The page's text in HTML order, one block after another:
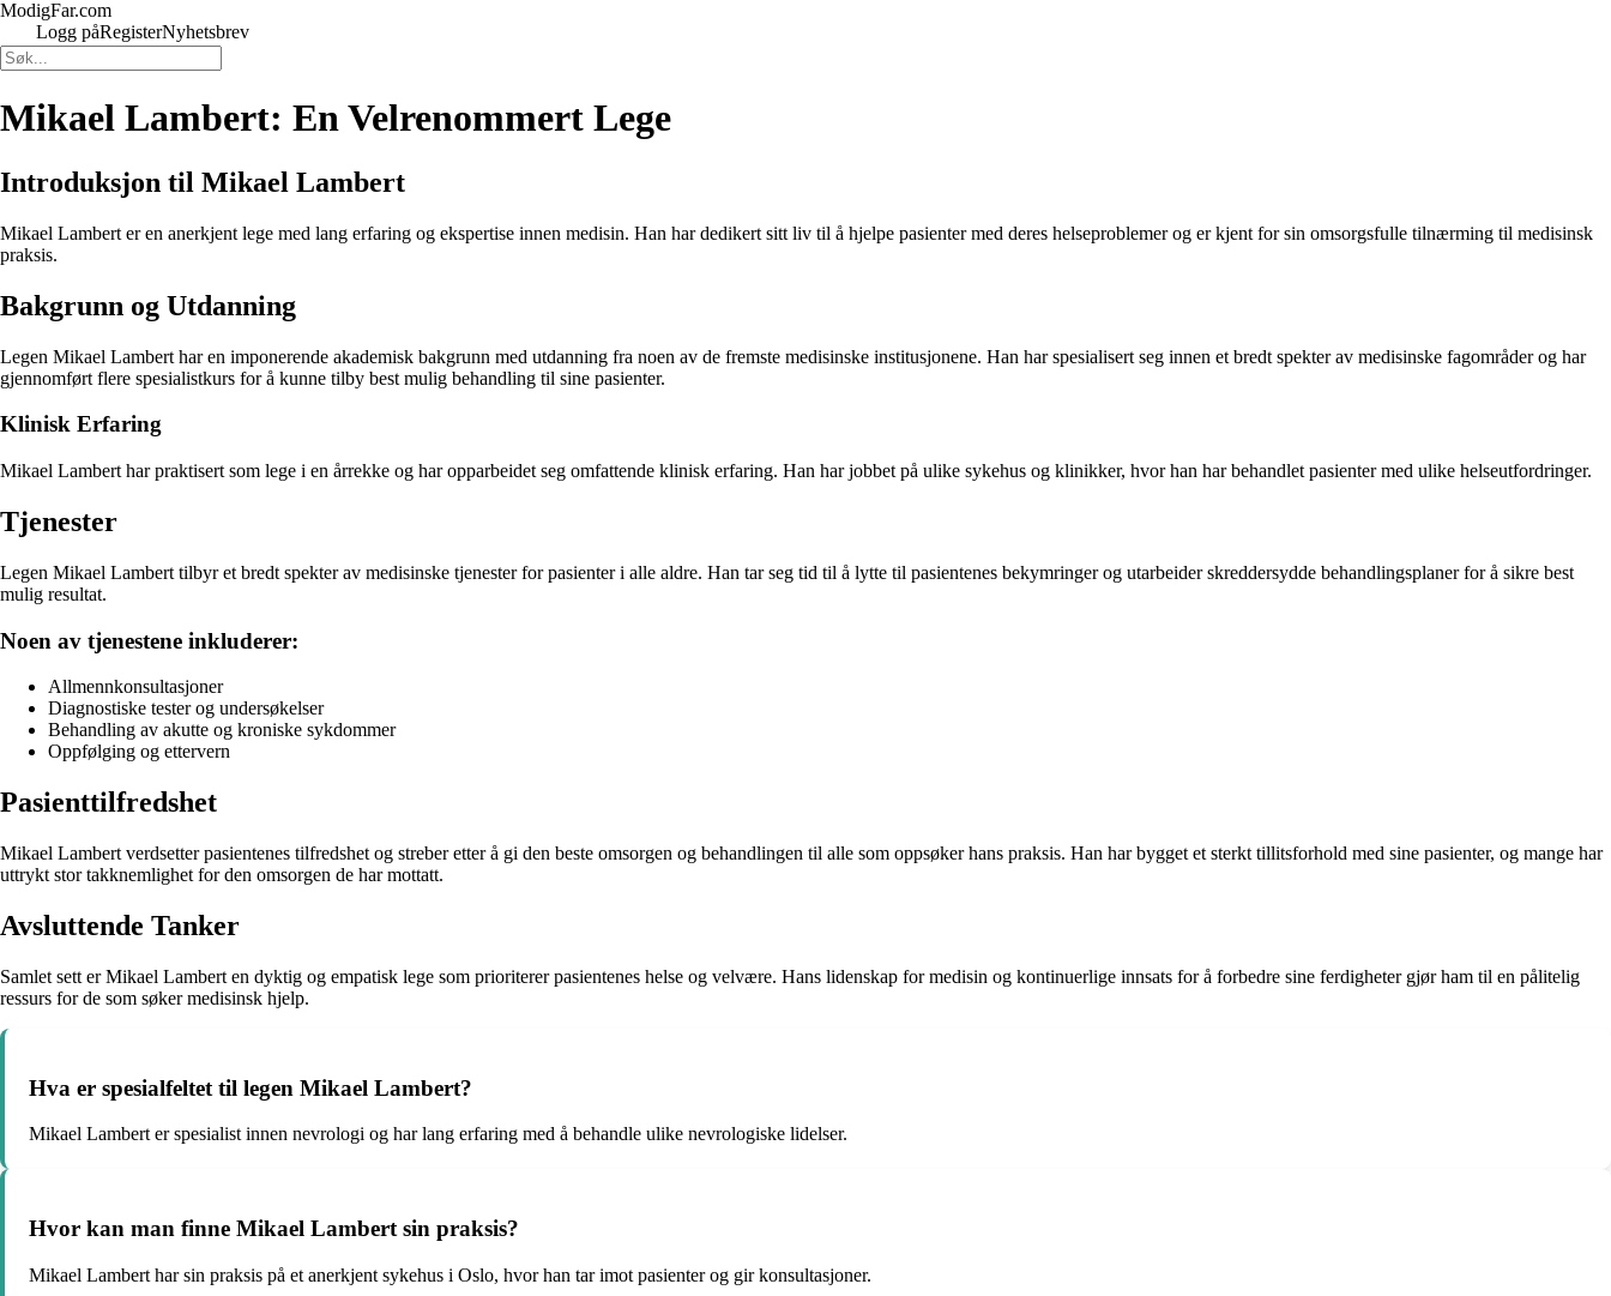
ModigFar.com
Logg påRegisterNyhetsbrev
Mikael Lambert: En Velrenommert Lege
Introduksjon til Mikael Lambert
Mikael Lambert er en anerkjent lege med lang erfaring og ekspertise innen medisin. Han har dedikert sitt liv til å hjelpe pasienter med deres helseproblemer og er kjent for sin omsorgsfulle tilnærming til medisinsk
praksis.
Bakgrunn og Utdanning
Legen Mikael Lambert har en imponerende akademisk bakgrunn med utdanning fra noen av de fremste medisinske institusjonene. Han har spesialisert seg innen et bredt spekter av medisinske fagområder og har
gjennomført flere spesialistkurs for å kunne tilby best mulig behandling til sine pasienter.
Klinisk Erfaring
Mikael Lambert har praktisert som lege i en årrekke og har opparbeidet seg omfattende klinisk erfaring. Han har jobbet på ulike sykehus og klinikker, hvor han har behandlet pasienter med ulike helseutfordringer.
Tjenester
Legen Mikael Lambert tilbyr et bredt spekter av medisinske tjenester for pasienter i alle aldre. Han tar seg tid til å lytte til pasientenes bekymringer og utarbeider skreddersydde behandlingsplaner for å sikre best
mulig resultat.
Noen av tjenestene inkluderer:
Allmennkonsultasjoner
Diagnostiske tester og undersøkelser
Behandling av akutte og kroniske sykdommer
Oppfølging og ettervern
Pasienttilfredshet
Mikael Lambert verdsetter pasientenes tilfredshet og streber etter å gi den beste omsorgen og behandlingen til alle som oppsøker hans praksis. Han har bygget et sterkt tillitsforhold med sine pasienter, og mange har
uttrykt stor takknemlighet for den omsorgen de har mottatt.
Avsluttende Tanker
Samlet sett er Mikael Lambert en dyktig og empatisk lege som prioriterer pasientenes helse og velvære. Hans lidenskap for medisin og kontinuerlige innsats for å forbedre sine ferdigheter gjør ham til en pålitelig
ressurs for de som søker medisinsk hjelp.
Hva er spesialfeltet til legen Mikael Lambert?
Mikael Lambert er spesialist innen nevrologi og har lang erfaring med å behandle ulike nevrologiske lidelser.
Hvor kan man finne Mikael Lambert sin praksis?
Mikael Lambert har sin praksis på et anerkjent sykehus i Oslo, hvor han tar imot pasienter og gir konsultasjoner.